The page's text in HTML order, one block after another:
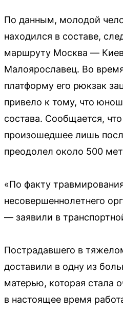
По данным, молодой
находился в составе,
маршруту Москва —
Малоярославец. Во
платформу его рюкзак
привело к тому, что
состава. Сообщается,
произошедшее лишь
преодолел около 500
«По факту
несовершеннолетнего
— заявили в
Пострадавшего в
доставили в одну из
матерью, которая стала
в настоящее время